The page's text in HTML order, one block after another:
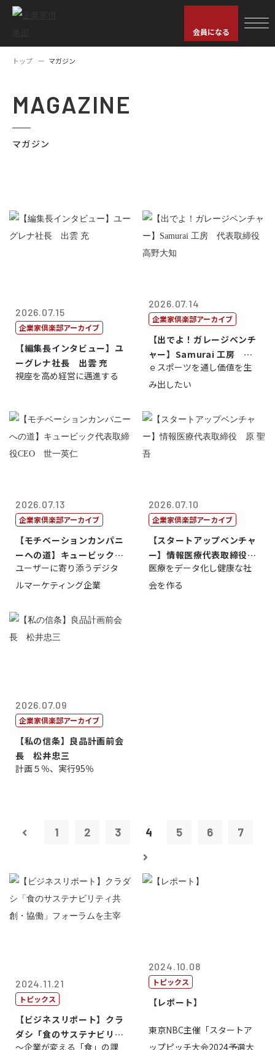
会員になる
トップ マガジン
MAGAZINE
マガジン
2026.07.15
企業家倶楽部アーカイブ
【編集長インタビュー】ユ
ーグレナ社長 出雲 充
視座を高め経営に邁進する
2026.07.14
企業家倶楽部アーカイブ
【出でよ！ガレージベンチ
ャー】Samurai 工房 代
表取締...
ｅスポーツを通し価値を生
み出したい
2026.07.13
企業家倶楽部アーカイブ
【モチベーションカンパニ
ーへの道】キュービック代
表取締役CE...
ユーザーに寄り添うデジタ
ルマーケティング企業
2026.07.10
企業家倶楽部アーカイブ
【スタートアップベンチャ
ー】情報医療代表取締役
原 聖吾
医療をデータ化し健康な社
会を作る
2026.07.09
企業家倶楽部アーカイブ
【私の信条】良品計画前会
長 松井忠三
計画５％、実行95％
1 2 3 4 5 6 7
2024.11.21
トピックス
【ビジネスリポート】クラ
ダシ「食のサステナビリテ
～企業が変える「食」の課
2024.10.08
トピックス
【レポート】
東京NBC主催「スタートア
ップピッチ大会2024予選大